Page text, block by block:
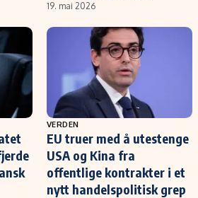
19. mai 2026
VERDEN
EU truer med å utestenge
USA og Kina fra
offentlige kontrakter i et
nytt handelspolitisk grep